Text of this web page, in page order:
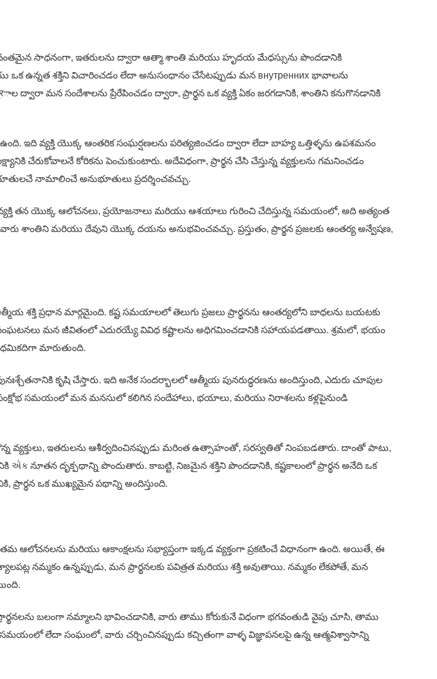
సాధనంగా, ఇతరులను ద్వారా ఆత్మా శాంతి మరియు హృదయ మేధస్సును పొందడానికి
ఒక ఉన్నత శక్తిని విచారించడం లేదా అనుసంధానం చేసేటప్పుడు మన внутренних భావాలను
ద్వారా మన సందేశాలను ప్రేరేపించడం ద్వారా, ప్రార్థన ఒక వ్యక్తి ఏకం జరగడానికి, శాంతిని కనుగొనడానికి
ఇది వ్యక్తి యొక్క ఆంతరిక సంఘర్షణలను పరిత్యజించడం ద్వారా లేదా బాహ్య ఒత్తిళ్ళను ఉపశమనం
కోరికను పెంచుకుంటారు. అదేవిధంగా, ప్రార్థన చేసి చేస్తున్న వ్యక్తులను గమనించడం
నామాలించే అనుభూతులు ప్రదర్శించవచ్చు.
తన యొక్క ఆలోచనలు, ప్రయోజనాలు మరియు ఆశయాలు గురించి చేదిస్తున్న సమయంలో, అది అత్యంత
మరియు దేవుని యొక్క దయను అనుభవించవచ్చు. ప్రస్తుతం, ప్రార్థన ప్రజలకు ఆంతర్య అన్వేషణ,
శక్తి ప్రధాన మార్గమైంది. కష్ట సమయాలలో తెలుగు ప్రజలు ప్రార్థనను ఆంతర్యలోని బాధలను బయటకు
మన జీవితంలో ఎదురయ్యే వివిధ కష్టాలను అధిగమించడానికి సహాయపడతాయి. శ్రమలో, భయం
మారుతుంది.
కృషి చేస్తారు. ఇది అనేక సందర్భాలలో ఆత్మీయ పునరుద్ధరణను అందిస్తుంది, ఎదురు చూపుల
సంక్షోభ సమయంలో మన మనసులో కలిగిన సందేహాలు, భయాలు, మరియు నిరాశలను కళ్లపైనుండి
ఇతరులను ఆశీర్వదించినప్పుడు మరింత ఉత్సాహంతో, సరస్వతితో నింపబడతారు. దాంతో పాటు,
నూతన దృక్పథాన్ని పొందుతారు. కాబట్టి, నిజమైన శక్తిని పొందడానికి, కష్టకాలంలో ప్రార్థన అనేది ఒక
ప్రార్థన ఒక ముఖ్యమైన పథాన్ని అందిస్తుంది.
తమ ఆలోచనలను మరియు ఆకాంక్షలను సభ్యాప్తంగా ఇక్కడ వ్యక్తంగా ప్రకటించే విధానంగా ఉంది. అయితే, ఈ
నమ్మకం ఉన్నప్పుడు, మన ప్రార్థనలకు పవిత్రత మరియు శక్తి అవుతాయి. నమ్మకం లేకపోతే, మన
బలంగా నమ్మాలని భావించడానికి, వారు తాము కోరుకునే విధంగా భగవంతుడి వైపు చూసి, తాము
లేదా సంఘంలో, వారు చర్చించినప్పుడు కచ్చితంగా వాళ్ళ విజ్ఞాపనలపై ఉన్న ఆత్మవిశ్వాసాన్ని